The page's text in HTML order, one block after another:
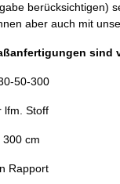
berücksichtigen)
aber auch mit
sind
50-300
lfm. Stoff
300 cm
Rapport